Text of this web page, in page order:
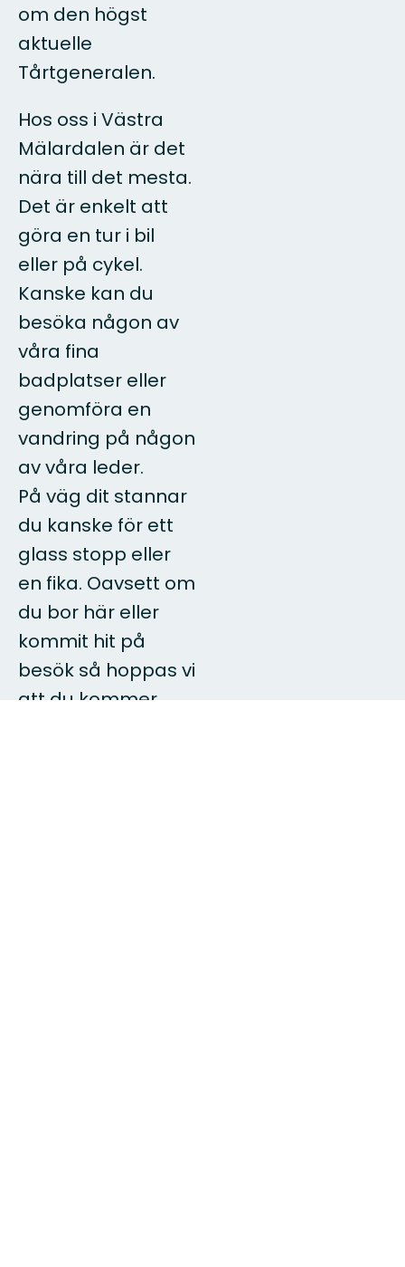
om den högst
aktuelle
Tårtgeneralen.
Hos oss i Västra
Mälardalen är det
nära till det mesta.
Det är enkelt att
göra en tur i bil
eller på cykel.
Kanske kan du
besöka någon av
våra fina
badplatser eller
genomföra en
vandring på någon
av våra leder.
På väg dit stannar
du kanske för ett
glass stopp eller
en fika. Oavsett om
du bor här eller
kommit hit på
besök så hoppas vi
att du kommer